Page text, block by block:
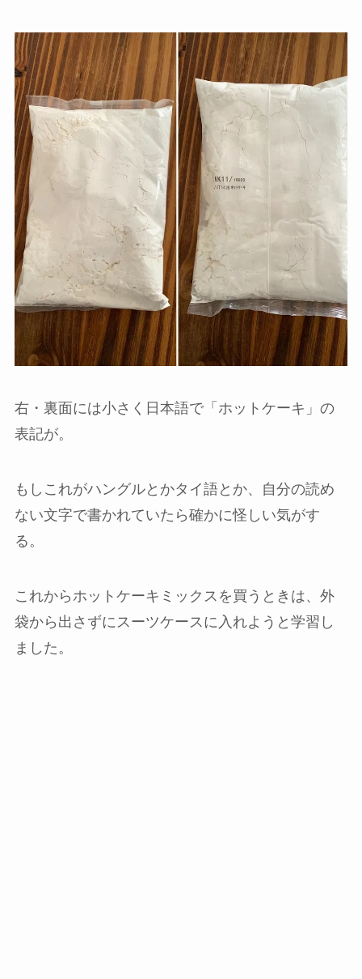
右・裏面には小さく日本語で「ホットケーキ」の
表記が。
もしこれがハングルとかタイ語とか、自分の読め
ない文字で書かれていたら確かに怪しい気がす
る。
これからホットケーキミックスを買うときは、外
袋から出さずにスーツケースに入れようと学習し
ました。